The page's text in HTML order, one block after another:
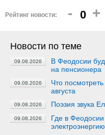
Рейтинг новости: - 0 +
Новости по теме
09.08.2026
В Феодосии
на пенсионера
09.08.2026
Что
августа
09.08.2026 Поэзия звука
09.08.2026
Где в
электроэнергию